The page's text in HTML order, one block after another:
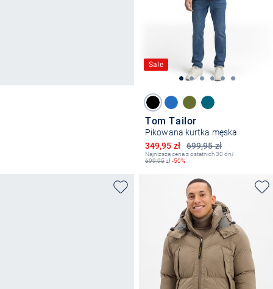
Sale
Tom Tailor
Pikowana kurtka męska
699,95 zł
Obniżona cena
349,95 zł
Najniższa cena z ostatnich 30 dni:
699,95zł-50%